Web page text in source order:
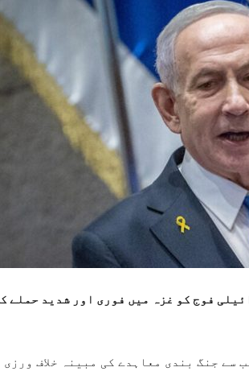
فوج کو غزہ میں فوری اور شدید حملے
سے جنگ بندی معاہدے کی مبینہ خلاف ورزی